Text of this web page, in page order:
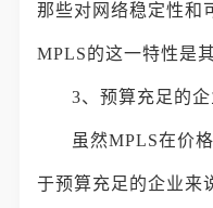
那些对网络稳定性和
MPLS的这一特性是
3、预算充足的企
虽然MPLS在价
于预算充足的企业来